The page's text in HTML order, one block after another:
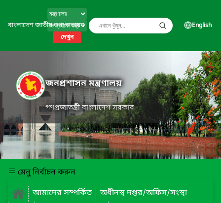
বাংলাদেশ জাতীয় তথ্য বাতায়ন
দেখুন
English
জনপ্রশাসন মন্ত্রণালয়
গণপ্রজাতন্ত্রী বাংলাদেশ সরকার
মেনু নির্বাচন করুন
আমাদের সম্পর্কিত
অধীনস্থ দপ্তর/অফিস/সংস্থা